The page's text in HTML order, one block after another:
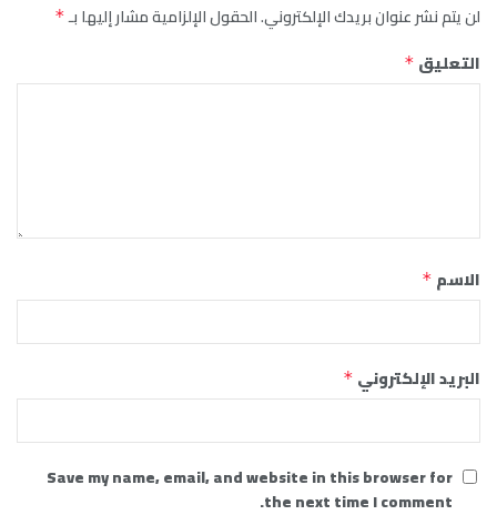
لن يتم نشر عنوان بريدك الإلكتروني.الحقول الإلزامية مشار إليها بـ*
التعليق *
الاسم *
البريد الإلكتروني *
Save my name, email, and website in this browser for
the next time I comment.